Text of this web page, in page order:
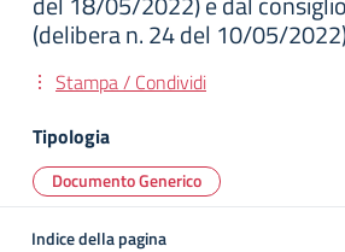
(delibera n. 24 del 10/05/
Stampa / Condividi
Tipologia
Documento Generico
Indice della pagina